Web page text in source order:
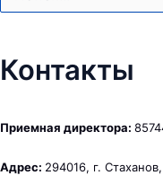
Контакты
Приемная директора:
Адрес: 294016, г.